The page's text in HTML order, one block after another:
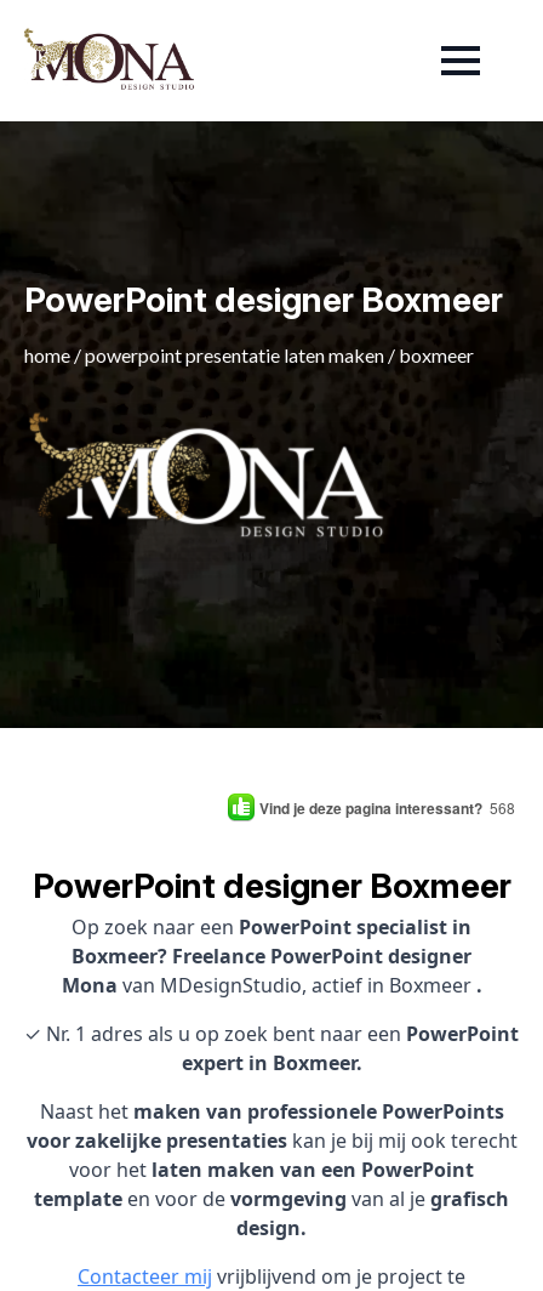
PowerPoint designer Boxmeer
home /powerpoint presentatie laten maken / boxmeer
Vind je deze pagina interessant? 568
PowerPoint designer Boxmeer
Op zoek naar een PowerPoint specialist in
Boxmeer? Freelance PowerPoint designer
Mona van MDesignStudio, actief in Boxmeer .
✓ Nr. 1 adres als u op zoek bent naar een PowerPoint
expert in Boxmeer.
Naast het maken van professionele PowerPoints
voor zakelijke presentatieskan je bij mij ook terecht
voor het laten maken van een PowerPoint
template en voor devormgeving van al jegrafisch
design.
Contacteer mij vrijblijvend om je project te